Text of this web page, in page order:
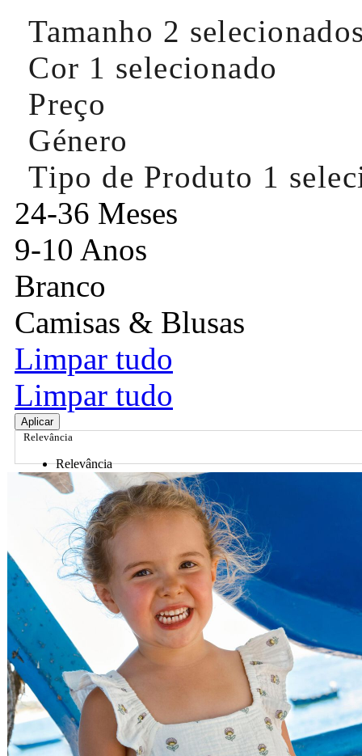
Tamanho 2
Cor 1 selecionado
Preço
Género
Tipo de Produto 1
24-36 Meses
9-10 Anos
Branco
Camisas & Blusas
Limpar tudo
Limpar tudo
Aplicar
Relevância
Relevância
Preço Crescente
Preço Decrescente
Nome do Produto A - Z
Nome do Produto Z - A
Ordenar por
Relevância
Relevância
Preço Crescente
Preço Decrescente
Nome do Produto A - Z
Nome do Produto Z - A
Filtrar